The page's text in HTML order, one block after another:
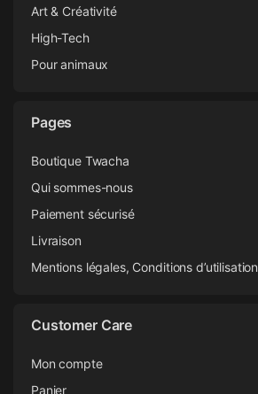
Art & Créativité
High-Tech
Pour animaux
Pages
Boutique Twacha
Qui sommes-nous
Paiement sécurisé
Livraison
Mentions légales, Conditions d’utilisation
Customer Care
Mon compte
Panier